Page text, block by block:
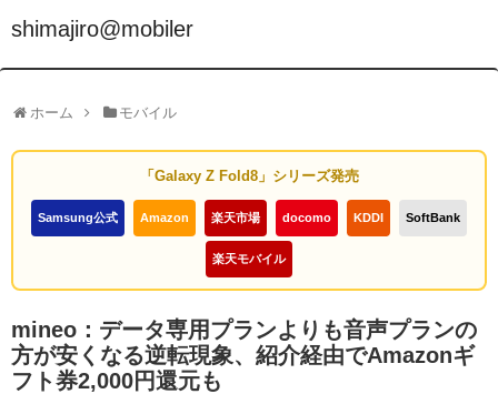
shimajiro@mobiler
ホーム モバイル
「Galaxy Z Fold8」シリーズ発売
Samsung公式 Amazon 楽天市場 docomo KDDI SoftBank
楽天モバイル
mineo：データ専用プランよりも音声プランの
方が安くなる逆転現象、紹介経由でAmazonギ
フト券2,000円還元も